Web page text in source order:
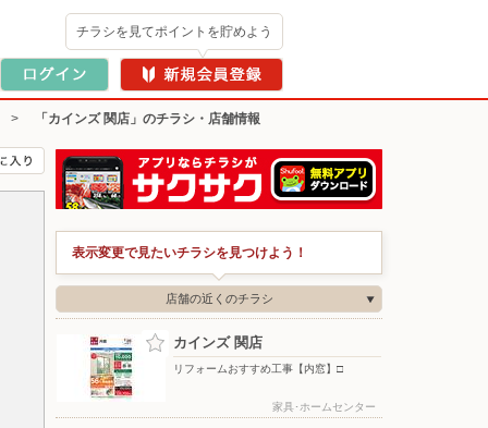
チラシを見てポイントを貯めよう
> 「カインズ 関店」のチラシ・店舗情報
表示変更で見たいチラシを見つけよう！
店舗の近くのチラシ
カインズ 関店
リフォームおすすめ工事【内窓】□
家具･ホームセンター